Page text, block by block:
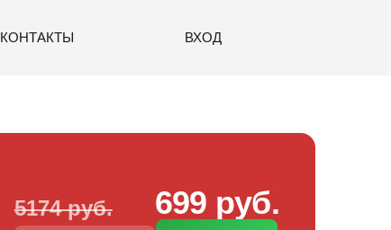
КОНТАКТЫ ВХОД
5174 руб. 699 руб.